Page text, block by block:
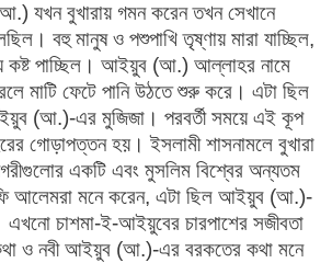
যখন বুখারায় গমন করেন তখন সেখানে
বহু মানুষ ও পশুপাখি তৃষ্ণায় মারা যাচ্ছিল,
কষ্ট পাচ্ছিল। আইয়ুব (আ.) আল্লাহর নামে
মাটি ফেটে পানি উঠতে শুরু করে। এটা ছিল
(আ.)-এর মুজিজা। পরবর্তী সময়ে এই কূপ
গোড়াপত্তন হয়। ইসলামী শাসনামলে বুখারা
একটি এবং মুসলিম বিশ্বের অন্যতম
আলেমরা মনে করেন, এটা ছিল আইয়ুব (আ.)-
চাশমা-ই-আইয়ুবের চারপাশের সজীবতা
ও নবী আইয়ুব (আ.)-এর বরকতের কথা মনে